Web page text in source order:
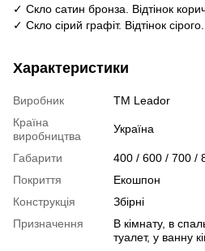
✓ Скло сатин бронза. Відтінок
✓ Скло сірий графіт. Відтінок
Характеристики
Виробник
ТМ Leador
Країна
виробництва
Україна
Габарити
400 / 600 / 700 /
Покриття
Екошпон
Конструкція
Збірні
Призначення
В кімнату, в
туалет, у ванну